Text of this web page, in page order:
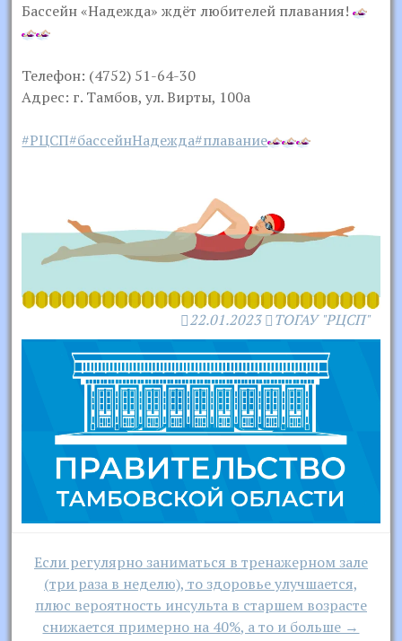
Бассейн «Надежда» ждёт любителей плавания!
Телефон: (4752) 51-64-30
Адрес: г. Тамбов, ул. Вирты, 100а
#РЦСП#бассейнНадежда#плавание
22.01.2023 ТОГАУ "РЦСП"
Навигация
записям
Если регулярно заниматься в тренажерном зале
(три раза в неделю), то здоровье улучшается,
плюс вероятность инсульта в старшем возрасте
снижается примерно на 40%, а то и больше →